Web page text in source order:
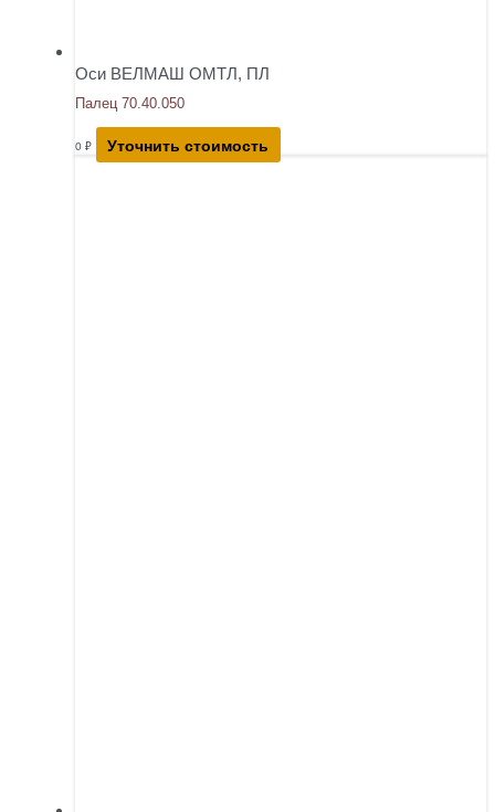
Оси ВЕЛМАШ ОМТЛ, ПЛ
Палец 70.40.050
0 ₽ Уточнить стоимость